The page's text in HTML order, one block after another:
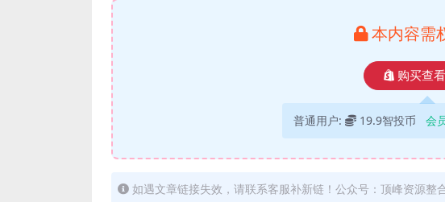
本内容需
购买查
普通用户: 19.9智投币 会
如遇文章链接失效，请联系客服补新链！公众号：顶峰资源整